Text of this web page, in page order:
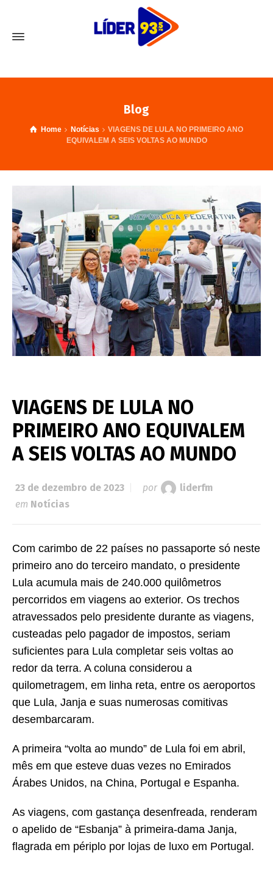
Blog
Home Notícias
VIAGENS DE LULA NO PRIMEIRO ANO
EQUIVALEM A SEIS VOLTAS AO MUNDO
VIAGENS DE LULA NO
PRIMEIRO ANO EQUIVALEM
A SEIS VOLTAS AO MUNDO
23 de dezembro de 2023 por
liderfm
em Notícias
Com carimbo de 22 países no passaporte só neste
primeiro ano do terceiro mandato, o presidente
Lula acumula mais de 240.000 quilômetros
percorridos em viagens ao exterior. Os trechos
atravessados pelo presidente durante as viagens,
custeadas pelo pagador de impostos, seriam
suficientes para Lula completar seis voltas ao
redor da terra. A coluna considerou a
quilometragem, em linha reta, entre os aeroportos
que Lula, Janja e suas numerosas comitivas
desembarcaram.
A primeira “volta ao mundo” de Lula foi em abril,
mês em que esteve duas vezes no Emirados
Árabes Unidos, na China, Portugal e Espanha.
As viagens, com gastança desenfreada, renderam
o apelido de “Esbanja” à primeira-dama Janja,
flagrada em périplo por lojas de luxo em Portugal.